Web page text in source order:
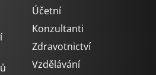
Účetní
Konzultanti
Zdravotnictví
Vzdělávání